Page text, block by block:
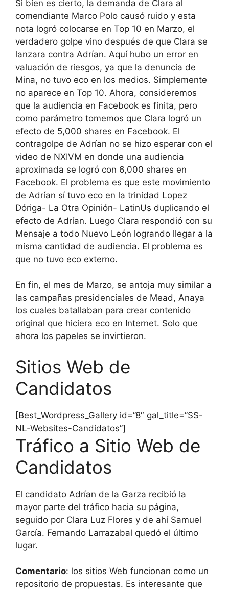
Si bien es cierto, la demanda de Clara al
comendiante Marco Polo causó ruido y esta
nota logró colocarse en Top 10 en Marzo, el
verdadero golpe vino después de que Clara se
lanzara contra Adrían. Aquí hubo un error en
valuación de riesgos, ya que la denuncia de
Mina, no tuvo eco en los medios. Simplemente
no aparece en Top 10. Ahora, consideremos
que la audiencia en Facebook es finita, pero
como parámetro tomemos que Clara logró un
efecto de 5,000 shares en Facebook. El
contragolpe de Adrían no se hizo esperar con el
video de NXIVM en donde una audiencia
aproximada se logró con 6,000 shares en
Facebook. El problema es que este movimiento
de Adrían sí tuvo eco en la trinidad Lopez
Dóriga- La Otra Opinión- LatinUs duplicando el
efecto de Adrían. Luego Clara respondió con su
Mensaje a todo Nuevo León logrando llegar a la
misma cantidad de audiencia. El problema es
que no tuvo eco externo.
En fin, el mes de Marzo, se antoja muy similar a
las campañas presidenciales de Mead, Anaya
los cuales batallaban para crear contenido
original que hiciera eco en Internet. Solo que
ahora los papeles se invirtieron.
Sitios Web de
Candidatos
[Best_Wordpress_Gallery id=”8″ gal_title=”SS-
NL-Websites-Candidatos”]
Tráfico a Sitio Web de
Candidatos
El candidato Adrían de la Garza recibió la
mayor parte del tráfico hacia su página,
seguido por Clara Luz Flores y de ahí Samuel
García. Fernando Larrazabal quedó el último
lugar.
Comentario: los sitios Web funcionan como un
repositorio de propuestas. Es interesante que